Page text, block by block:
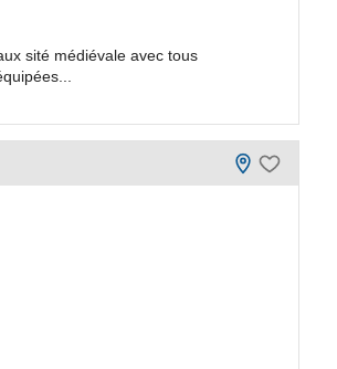
sité médiévale avec tous